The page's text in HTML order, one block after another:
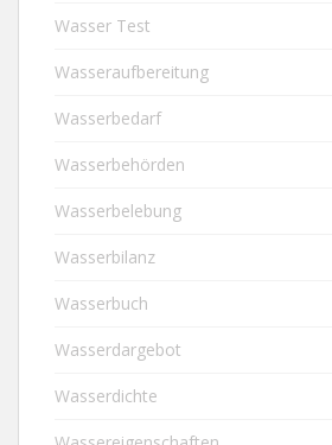
Wasser Test
Wasseraufbereitung
Wasserbedarf
Wasserbehörden
Wasserbelebung
Wasserbilanz
Wasserbuch
Wasserdargebot
Wasserdichte